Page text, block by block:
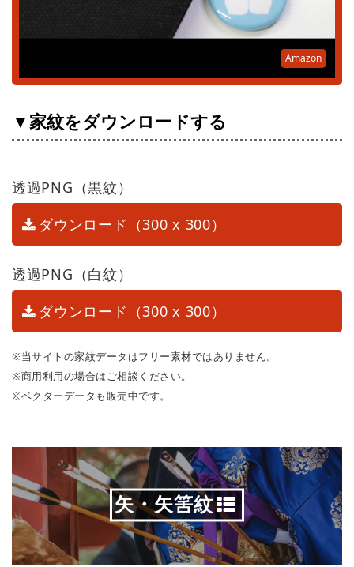
Amazon
▼家紋をダウンロードする
透過PNG（黒紋）
ダウンロード（300 x 300）
透過PNG（白紋）
ダウンロード（300 x 300）
※当サイトの家紋データはフリー素材ではありません。
※商用利用の場合はご相談ください。
※ベクターデータも販売中です。
矢・矢筈紋